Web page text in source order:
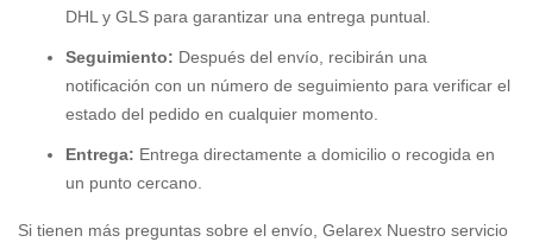
DHL y GLS para garantizar una entrega puntual.
Seguimiento: Después del envío, recibirán una
notificación con un número de seguimiento para verificar el
estado del pedido en cualquier momento.
Entrega: Entrega directamente a domicilio o recogida en
un punto cercano.
Si tienen más preguntas sobre el envío, Gelarex Nuestro servicio